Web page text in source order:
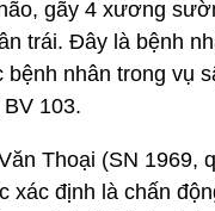
gãy 4 xương
trái. Đây là bệnh
bệnh nhân trong vụ
103.
Thoại (SN 1969,
xác định là chấn